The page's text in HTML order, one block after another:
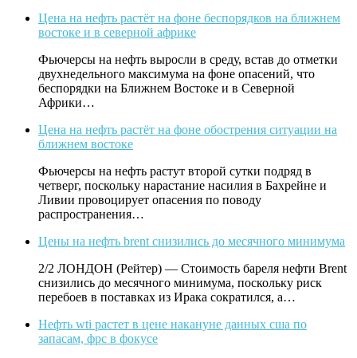
Цена на нефть растёт на фоне беспорядков на ближнем
востоке и в северной африке
Фьючерсы на нефть выросли в среду, встав до отметки
двухнедельного максимума на фоне опасений, что
беспорядки на Ближнем Востоке и в Северной
Африки…
Цена на нефть растёт на фоне обострения ситуации на
ближнем востоке
Фьючерсы на нефть растут второй сутки подряд в
четверг, поскольку нарастание насилия в Бахрейне и
Ливии провоцирует опасения по поводу
распространения…
Цены на нефть brent снизились до месячного минимума
2/2 ЛОНДОН (Рейтер) — Стоимость бареля нефти Brent
снизились до месячного минимума, поскольку риск
перебоев в поставках из Ирака сократился, а…
Нефть wti растет в цене накануне данных сша по
запасам, фрс в фокусе